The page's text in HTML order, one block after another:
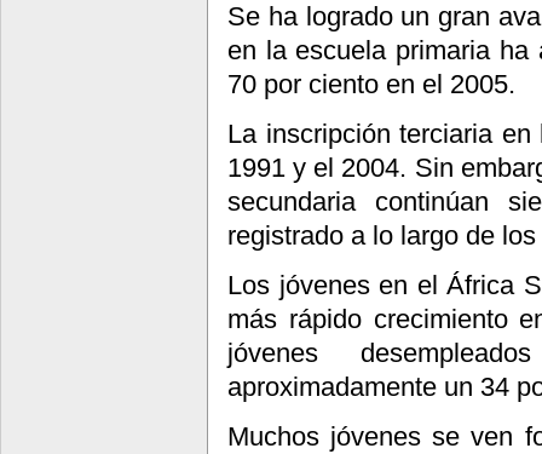
Se ha logrado un gran
en la escuela primaria
70 por ciento en el 2005.
La inscripción terciaria
1991 y el 2004. Sin
secundaria continúan
registrado a lo largo de
Los jóvenes en el África
más rápido crecimiento
jóvenes
aproximadamente un 34
Muchos jóvenes se ven